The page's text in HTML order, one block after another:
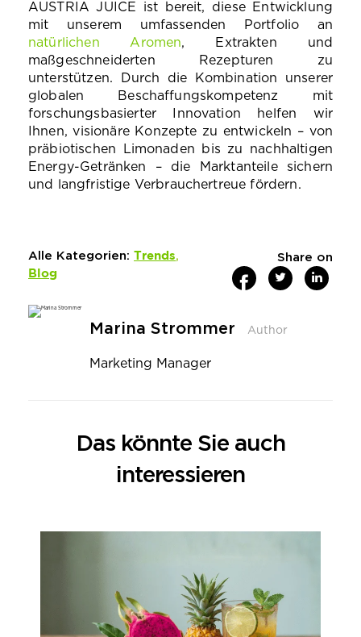
AUSTRIA JUICE ist bereit, diese Entwicklung
mit unserem umfassenden Portfolio an
natürlichen Aromen, Extrakten und
maßgeschneiderten Rezepturen zu
unterstützen. Durch die Kombination unserer
globalen Beschaffungskompetenz mit
forschungsbasierter Innovation helfen wir
Ihnen, visionäre Konzepte zu entwickeln – von
präbiotischen Limonaden bis zu nachhaltigen
Energy-Getränken – die Marktanteile sichern
und langfristige Verbrauchertreue fördern.
Alle Kategorien: Trends,
Blog
Share on
Marina Strommer Author
Marketing Manager
Das könnte Sie auch
interessieren